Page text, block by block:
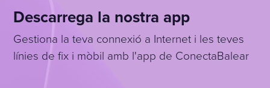
Descarrega la nostra app
Gestiona la teva connexió a Internet i les teves
línies de fix i mòbil amb l'app de ConectaBalear